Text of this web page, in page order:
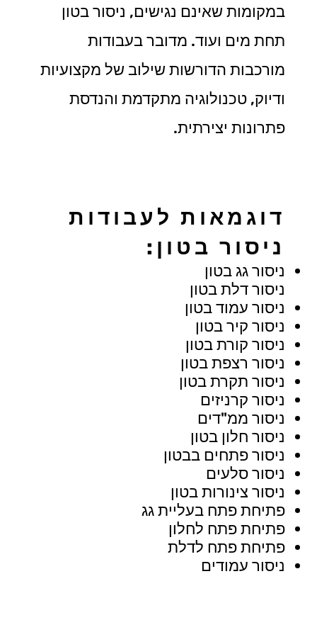
במקומות שאינם נגישים, ניסור בטון
תחת מים ועוד. מדובר בעבודות
מורכבות הדורשות שילוב של מקצועיות
ודיוק, טכנולוגיה מתקדמת והנדסת
פתרונות יצירתית.
דוגמאות לעבודות
ניסור בטון:
ניסור גג בטון
ניסור דלת בטון
ניסור עמוד בטון
ניסור קיר בטון
ניסור קורת בטון
ניסור רצפת בטון
ניסור תקרת בטון
ניסור קרניזים
ניסור ממ"דים
ניסור חלון בטון
ניסור פתחים בבטון
ניסור סלעים
ניסור צינורות בטון
פתיחת פתח בעליית גג
פתיחת פתח לחלון
פתיחת פתח לדלת
ניסור עמודים